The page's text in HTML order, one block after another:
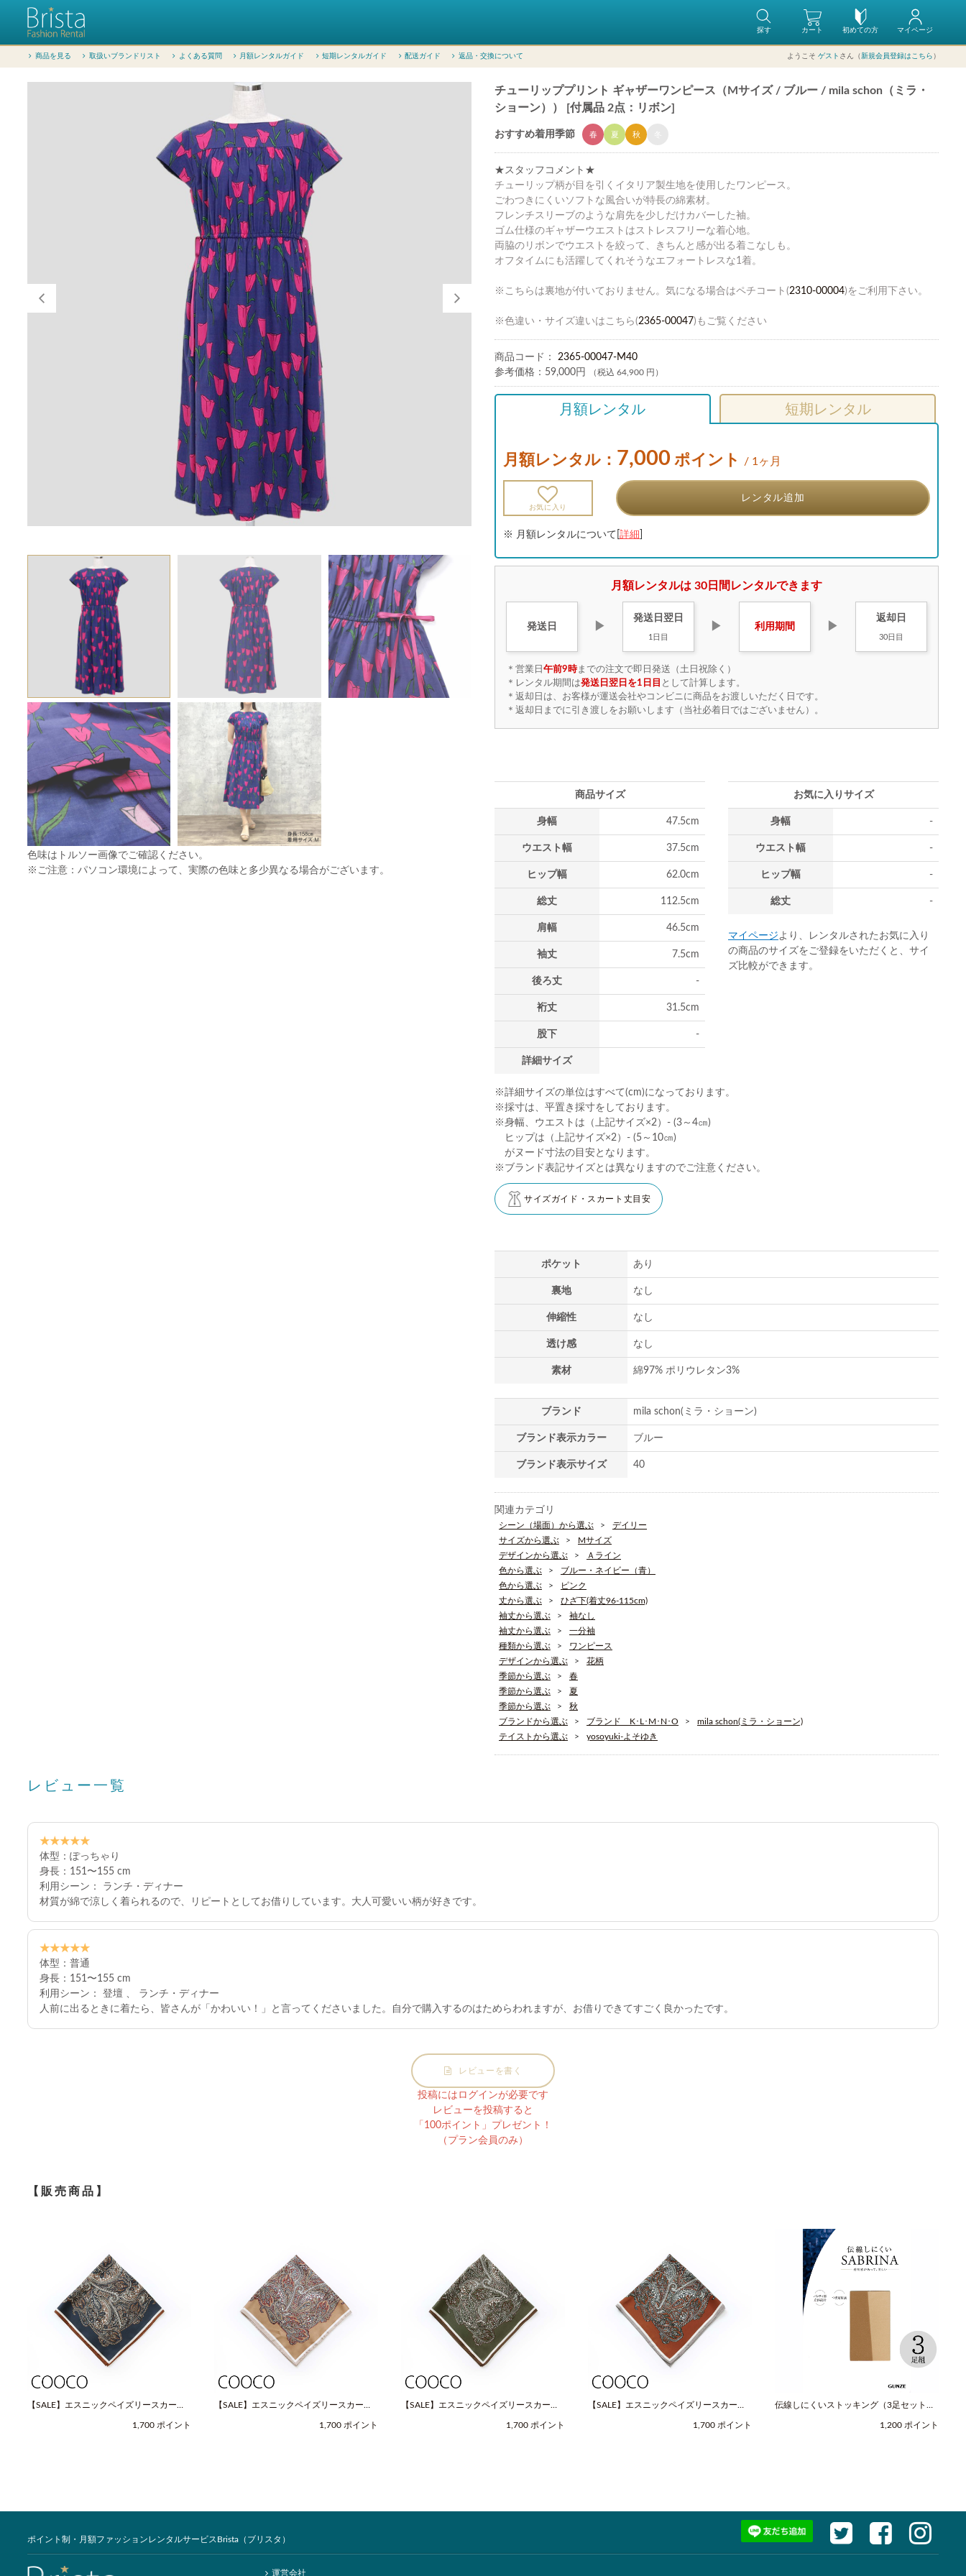
初めての方
カート マイページ
探す
商品を見る 取扱いブランドリスト よくある質問 月額レンタルガイド 短期レンタルガイド 配送ガイド 返品・交換について ようこそ ゲスト さん（新規会員登録はこちら ）
色味はトルソー画像でご確認ください。
※ご注意：パソコン環境によって、実際の色味と多少異なる場合がございます。
チューリッププリント ギャザーワンピース（Mサイズ / ブルー / mila schon（ミラ・
ショーン）） [付属品 2点：リボン]
おすすめ着用季節 春 夏 秋
★スタッフコメント★
チューリップ柄が目を引くイタリア製生地を使用したワンピース。
ごわつきにくいソフトな風合いが特長の綿素材。
フレンチスリーブのような肩先を少しだけカバーした袖。
ゴム仕様のギャザーウエストはストレスフリーな着心地。
両脇のリボンでウエストを絞って、きちんと感が出る着こなしも。
オフタイムにも活躍してくれそうなエフォートレスな1着。
※こちらは裏地が付いておりません。気になる場合はペチコート(2310-00004)をご利用下さい。
※色違い・サイズ違いはこちら(2365-00047)もご覧ください
商品コード： 2365-00047-M40
参考価格： 59,000円 （税込 64,900 円）
月額レンタル 短期レンタル
月額レンタル： 7,000 ポイント / 1ヶ月
お気に入り
レンタル追加
※ 月額レンタルについて[ 詳細
月額レンタルは 30日間レンタルできます
発送日 ▶
発送日 翌日
1日目
▶ 利用期間 ▶
返却日
30日目
＊営業日 午前9時までの注文で即日発送（土日祝除く）
＊レンタル期間は発送日翌日を1日目 として計算します。
＊返却日は、お客様が運送会社やコンビニに商品をお渡しいただく日です。
＊返却日までに引き渡しをお願いします（当社必着日ではございません）。
商品サイズ
身幅 47.5cm
ウエスト幅 37.5cm
ヒップ幅 62.0cm
総丈 112.5cm
肩幅 46.5cm
袖丈 7.5cm
後ろ丈 -
裄丈 31.5cm
股下 -
詳細サイズ
お気に入りサイズ
身幅 -
ウエスト幅 -
ヒップ幅 -
総丈 -
マイページより、レンタルされたお気に入り
の商品のサイズをご登録をいただくと、サイ
ズ比較ができます。
※詳細サイズの単位はすべて(cm)になっております。
※採寸は、平置き採寸をしております。
※身幅、ウエストは（上記サイズ×2）- (3～4㎝)
ヒップは（上記サイズ×2）- (5～10㎝)
がヌード寸法の目安となります。
※ブランド表記サイズとは異なりますのでご注意ください。
サイズガイド・スカート丈目安
ポケット あり
裏地 なし
伸縮性 なし
透け感 なし
素材 綿97% ポリウレタン3%
ブランド mila schon(ミラ・ショーン)
ブランド表示カラー ブルー
ブランド表示サイズ 40
関連カテゴリ
シーン（場面）から選ぶ
デイリー
サイズから選ぶ
Mサイズ
デザインから選ぶ
Ａライン
色から選ぶ
ブルー・ネイビー（青）
色から選ぶ
ピンク
丈から選ぶ
ひざ下(着丈96-115cm)
袖丈から選ぶ
袖なし
袖丈から選ぶ
一分袖
種類から選ぶ
ワンピース
デザインから選ぶ
花柄
季節から選ぶ
春
季節から選ぶ
夏
季節から選ぶ
秋
ブランドから選ぶ
ブランド K･L･M･N･O
mila schon(ミラ・ショーン)
テイストから選ぶ
yosoyuki-よそゆき
レビュー一覧
★★★★★
体型：ぽっちゃり
身長：151〜155 cm
利用シーン： ランチ・ディナー
材質が綿で涼しく着られるので、リピートとしてお借りしています。大人可愛いい柄が好きです。
★★★★★
体型：普通
身長：151〜155 cm
利用シーン： 登壇 、 ランチ・ディナー
人前に出るときに着たら、皆さんが「かわいい！」と言ってくださいました。自分で購入するのはためらわれますが、お借りできてすごく良かったです。
レビューを書く
投稿にはログインが必要です
レビューを投稿すると
「100ポイント」プレゼント！
（プラン会員のみ）
【販売商品】
【SALE】エスニックペイズリースカーフ
1,700 ポイント
【SALE】エスニックペイズリースカーフ
1,700 ポイント
【SALE】エスニックペイズリースカーフ
1,700 ポイント
【SALE】エスニックペイズリースカーフ
1,700 ポイント
伝線しにくいストッキング（3足セット）
1,200 ポイント
ポイント制・月額ファッションレンタルサービスBrista（ブリスタ）
運営会社